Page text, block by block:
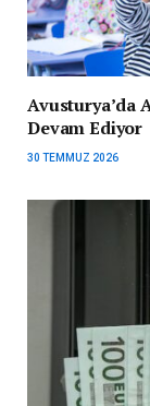
Avusturya’da
Devam Ediyor
30 TEMMUZ 2026